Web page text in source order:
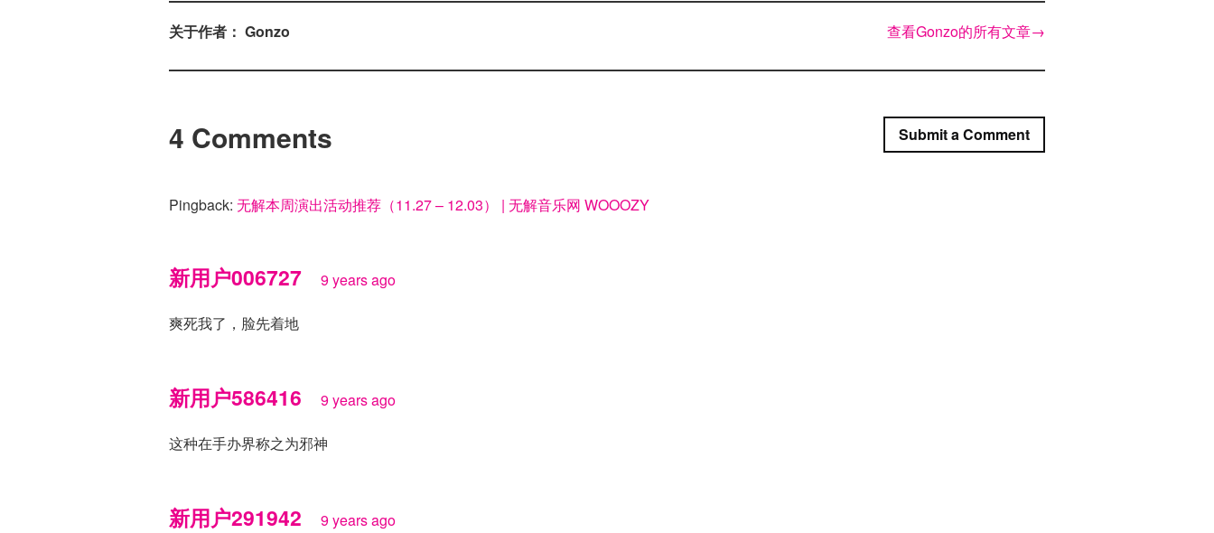
关于作者： Gonzo 查看Gonzo的所有文章→
4 Comments Submit a Comment
Pingback: 无解本周演出活动推荐（11.27 – 12.03） | 无解音乐网 WOOOZY
新用户006727 9 years ago
爽死我了，脸先着地
新用户586416 9 years ago
这种在手办界称之为邪神
新用户291942 9 years ago